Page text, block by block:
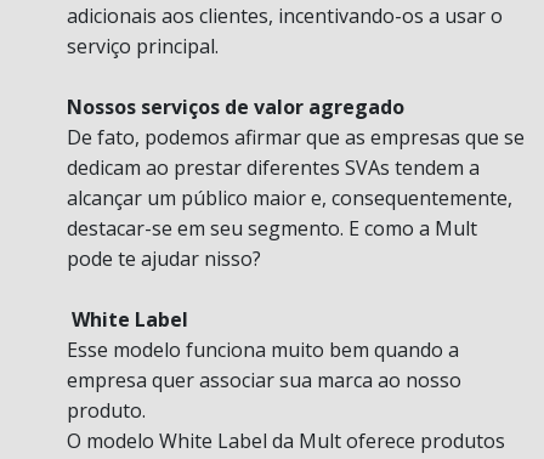
adicionais aos clientes, incentivando-os a usar o
serviço principal.
Nossos serviços de valor agregado
De fato, podemos afirmar que as empresas que se
dedicam ao prestar diferentes SVAs tendem a
alcançar um público maior e, consequentemente,
destacar-se em seu segmento. E como a Mult
pode te ajudar nisso?
White Label
Esse modelo funciona muito bem quando a
empresa quer associar sua marca ao nosso
produto.
O modelo White Label da Mult oferece produtos